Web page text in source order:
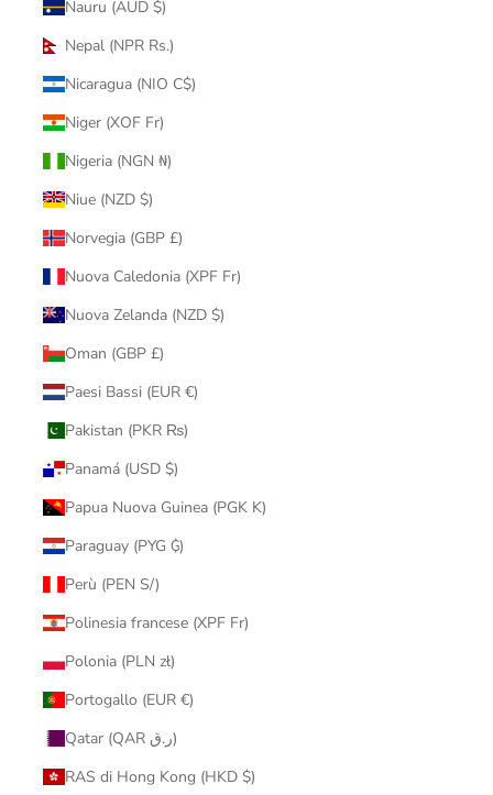
Nauru (AUD $)
Nepal (NPR Rs.)
Nicaragua (NIO C$)
Niger (XOF Fr)
Nigeria (NGN ₦)
Niue (NZD $)
Norvegia (GBP £)
Nuova Caledonia (XPF Fr)
Nuova Zelanda (NZD $)
Oman (GBP £)
Paesi Bassi (EUR €)
Pakistan (PKR ₨)
Panamá (USD $)
Papua Nuova Guinea (PGK K)
Paraguay (PYG ₲)
Perù (PEN S/)
Polinesia francese (XPF Fr)
Polonia (PLN zł)
Portogallo (EUR €)
Qatar (QAR ر.ق)
RAS di Hong Kong (HKD $)